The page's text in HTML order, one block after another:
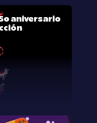
aniversario